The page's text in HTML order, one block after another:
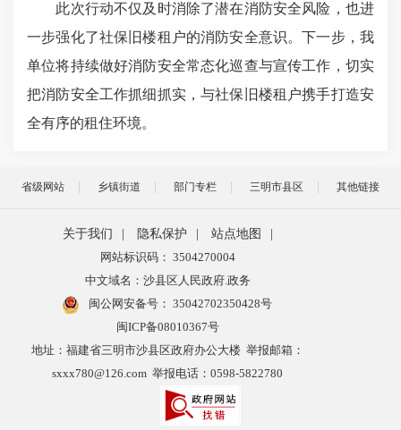
此次行动不仅及时消除了潜在消防安全风险，也进
一步强化了社保旧楼租户的消防安全意识。下一步，我
单位将持续做好消防安全常态化巡查与宣传工作，切实
把消防安全工作抓细抓实，与社保旧楼租户携手打造安
全有序的租住环境。
省级网站 乡镇街道 部门专栏 三明市县区 其他链接
关于我们 隐私保护 站点地图
网站标识码： 3504270004
中文域名：沙县区人民政府.政务
闽公网安备号： 35042702350428号
闽ICP备08010367号
地址：福建省三明市沙县区政府办公大楼 举报邮箱：
sxxx780@126.com 举报电话：0598-5822780